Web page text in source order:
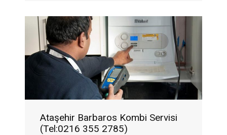
Ataşehir Barbaros Kombi Servisi
(Tel:0216 355 2785)